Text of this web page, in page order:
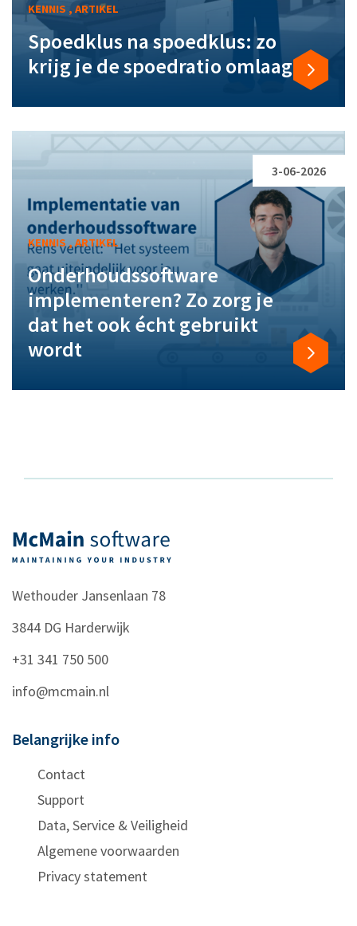
KENNIS , ARTIKEL
Spoedklus na spoedklus: zo
krijg je de spoedratio omlaag
KENNIS , ARTIKEL
Onderhoudssoftware
implementeren? Zo zorg je
dat het ook écht gebruikt
wordt
3-06-2026
Wethouder Jansenlaan 78
3844 DG Harderwijk
+31 341 750 500
info@mcmain.nl
Belangrijke info
Contact
Support
Data, Service & Veiligheid
Algemene voorwaarden
Privacy statement